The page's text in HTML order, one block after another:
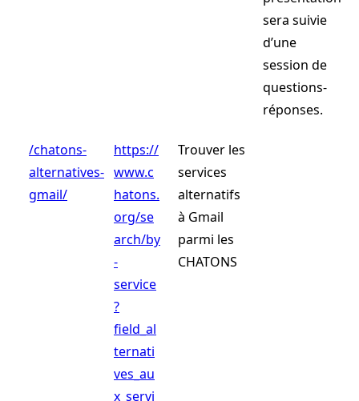
sera suivie
d’une
session de
questions-
réponses.
/chatons-
alternatives-
gmail/
https://
www.c
hatons.
org/se
arch/by
-
service
?
field_al
ternati
ves_au
x_servi
Trouver les
services
alternatifs
à Gmail
parmi les
CHATONS